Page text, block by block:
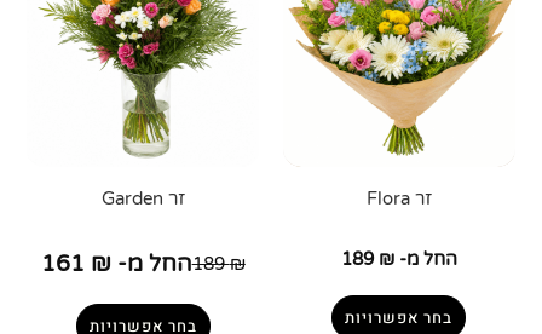
זר Flora
החל מ- 189 ₪
בחר אפשרויות
זר Garden
189₪ החל מ- 161 ₪
בחר אפשרויות